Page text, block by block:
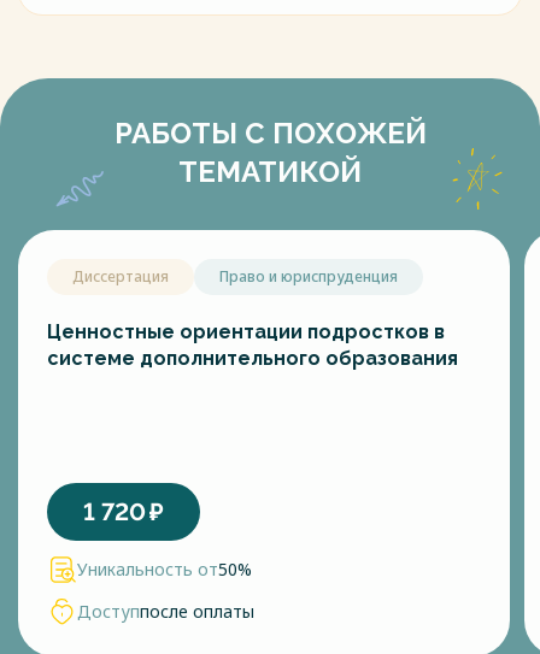
РАБОТЫ С ПОХОЖЕЙ
ТЕМАТИКОЙ
Диссертация Право и юриспруденция
Ценностные ориентации подростков в
системе дополнительного образования
1 720₽
Уникальность от50%
Доступпосле оплаты